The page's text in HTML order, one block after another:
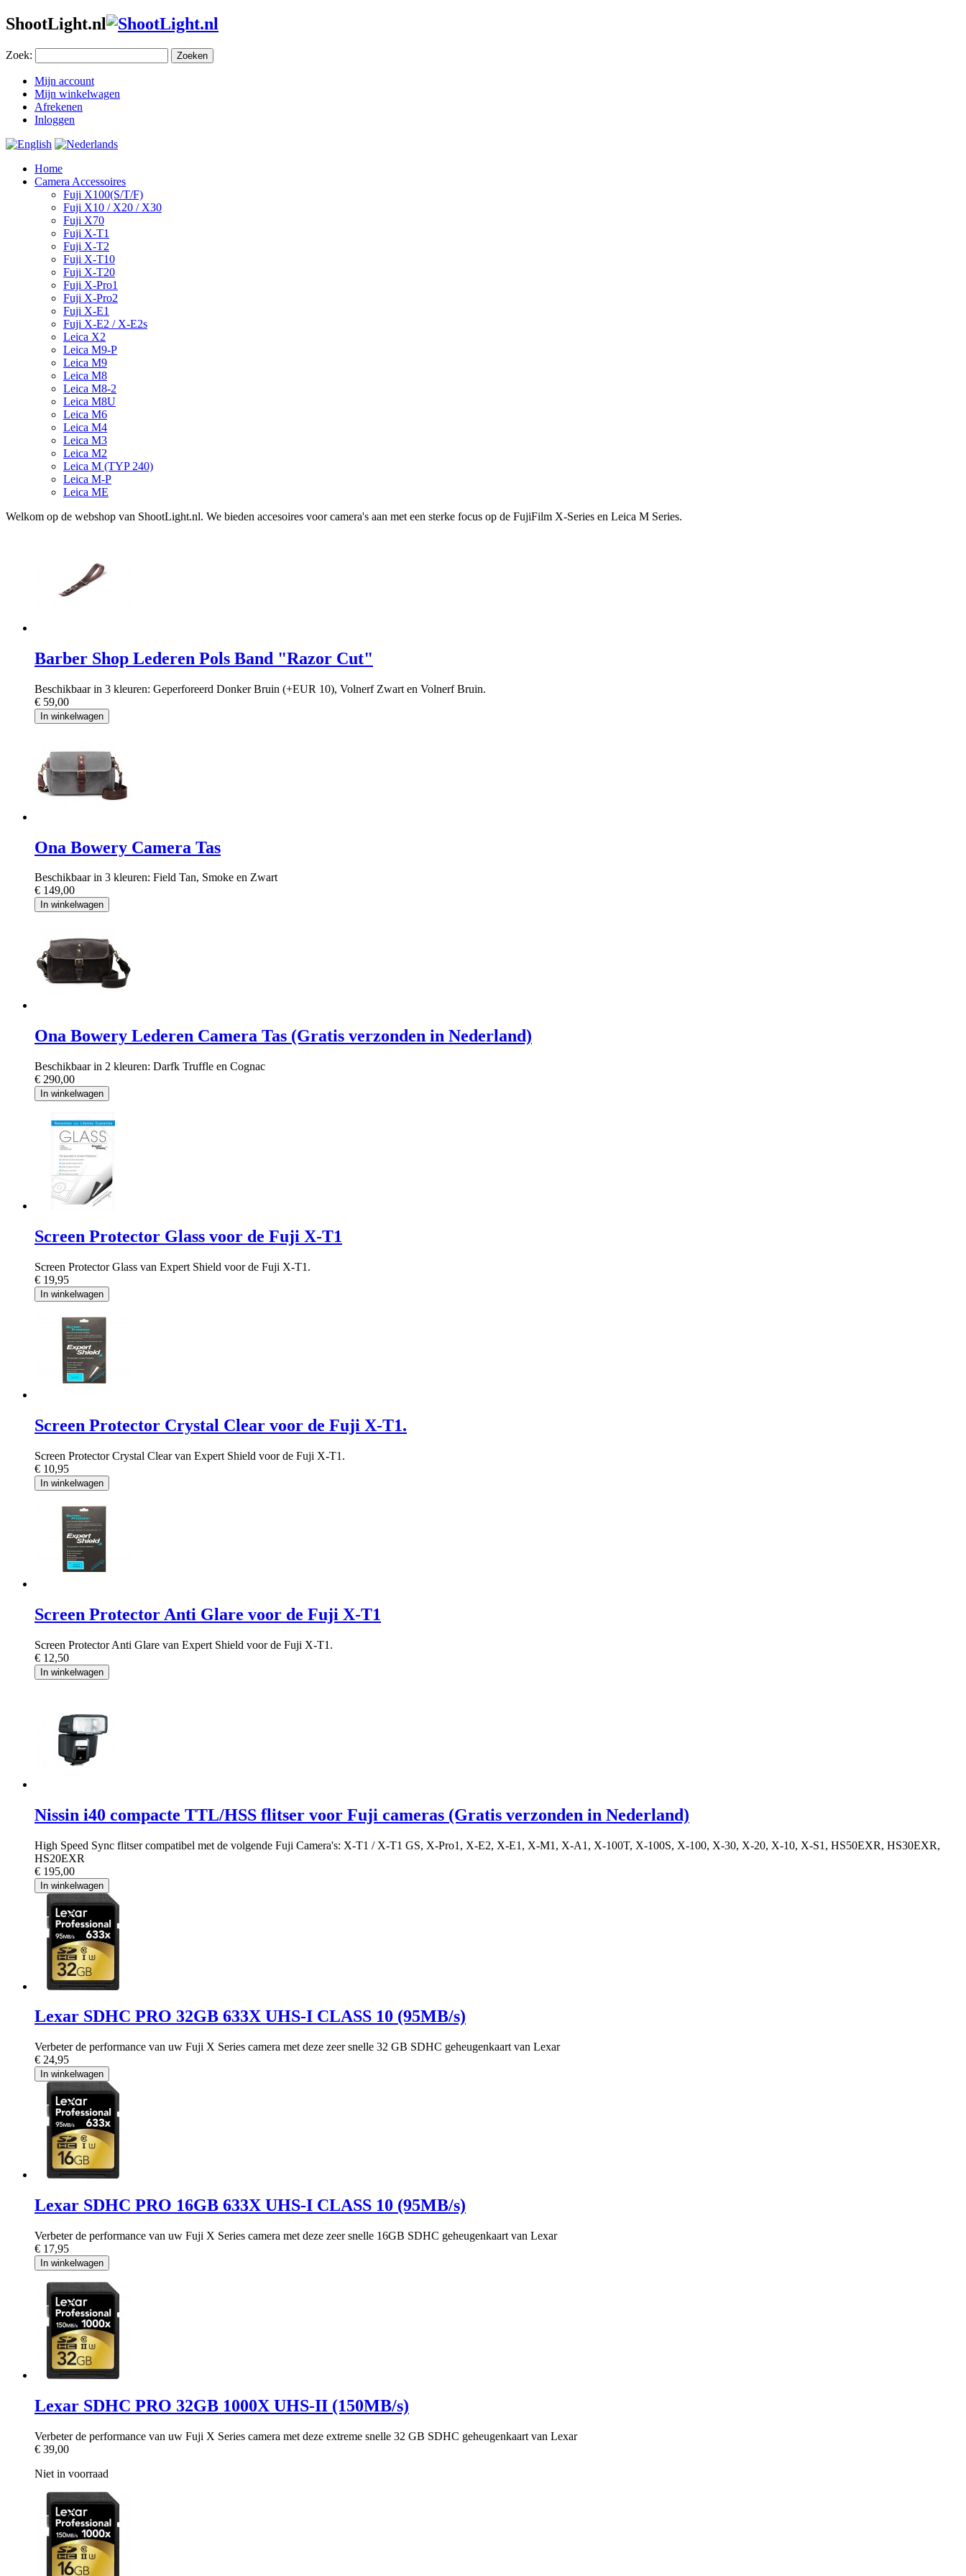
ShootLight.nl
Zoek: Zoeken
Mijn account
Mijn winkelwagen
Afrekenen
Inloggen
Home
Camera Accessoires
Fuji X100(S/T/F)
Fuji X10 / X20 / X30
Fuji X70
Fuji X-T1
Fuji X-T2
Fuji X-T10
Fuji X-T20
Fuji X-Pro1
Fuji X-Pro2
Fuji X-E1
Fuji X-E2 / X-E2s
Leica X2
Leica M9-P
Leica M9
Leica M8
Leica M8-2
Leica M8U
Leica M6
Leica M4
Leica M3
Leica M2
Leica M (TYP 240)
Leica M-P
Leica ME
Welkom op de webshop van ShootLight.nl. We bieden accesoires voor camera's aan met een sterke focus op de FujiFilm X-Series en Leica M Series.
Barber Shop Lederen Pols Band "Razor Cut"
Beschikbaar in 3 kleuren: Geperforeerd Donker Bruin (+EUR 10), Volnerf Zwart en Volnerf Bruin.
€ 59,00
In winkelwagen
Ona Bowery Camera Tas
Beschikbaar in 3 kleuren: Field Tan, Smoke en Zwart
€ 149,00
In winkelwagen
Ona Bowery Lederen Camera Tas (Gratis verzonden in Nederland)
Beschikbaar in 2 kleuren: Darfk Truffle en Cognac
€ 290,00
In winkelwagen
Screen Protector Glass voor de Fuji X-T1
Screen Protector Glass van Expert Shield voor de Fuji X-T1.
€ 19,95
In winkelwagen
Screen Protector Crystal Clear voor de Fuji X-T1.
Screen Protector Crystal Clear van Expert Shield voor de Fuji X-T1.
€ 10,95
In winkelwagen
Screen Protector Anti Glare voor de Fuji X-T1
Screen Protector Anti Glare van Expert Shield voor de Fuji X-T1.
€ 12,50
In winkelwagen
Nissin i40 compacte TTL/HSS flitser voor Fuji cameras (Gratis verzonden in Nederland)
High Speed Sync flitser compatibel met de volgende Fuji Camera's: X-T1 / X-T1 GS, X-Pro1, X-E2, X-E1, X-M1, X-A1, X-100T, X-100S, X-100, X-30, X-20, X-10, X-S1, HS50EXR, HS30EXR,
HS20EXR
€ 195,00
In winkelwagen
Lexar SDHC PRO 32GB 633X UHS-I CLASS 10 (95MB/s)
Verbeter de performance van uw Fuji X Series camera met deze zeer snelle 32 GB SDHC geheugenkaart van Lexar
€ 24,95
In winkelwagen
Lexar SDHC PRO 16GB 633X UHS-I CLASS 10 (95MB/s)
Verbeter de performance van uw Fuji X Series camera met deze zeer snelle 16GB SDHC geheugenkaart van Lexar
€ 17,95
In winkelwagen
Lexar SDHC PRO 32GB 1000X UHS-II (150MB/s)
Verbeter de performance van uw Fuji X Series camera met deze extreme snelle 32 GB SDHC geheugenkaart van Lexar
€ 39,00
Niet in voorraad